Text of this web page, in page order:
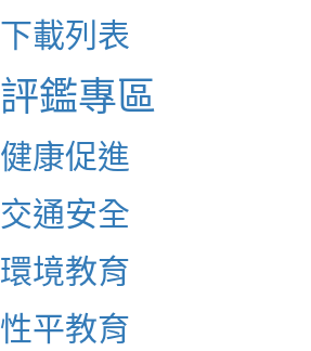
下載列表
評鑑專區
健康促進
交通安全
環境教育
性平教育